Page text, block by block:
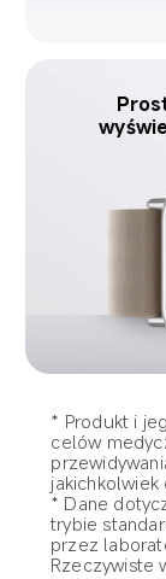
* Produkt i
celów
* Dane
trybie
przez
Rzeczywiste